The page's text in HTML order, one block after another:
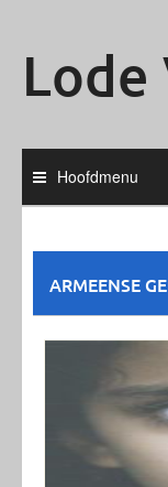
Lode
Hoofdmenu
ARMEENSE